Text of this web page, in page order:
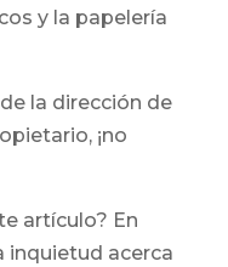
y la papelería
de la dirección de
¡no
artículo? En
inquietud acerca